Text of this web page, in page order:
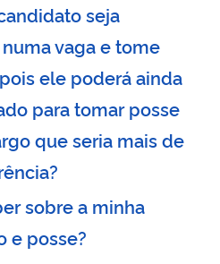
seja
vaga e tome
ele poderá ainda
para tomar posse
que seria mais de
sobre a minha
e posse?